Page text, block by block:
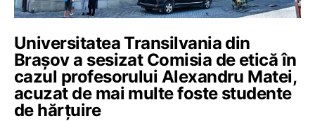
Universitatea Transilvania din
Brașov a sesizat Comisia de etică în
cazul profesorului Alexandru Matei,
acuzat de mai multe foste studente
de hărțuire